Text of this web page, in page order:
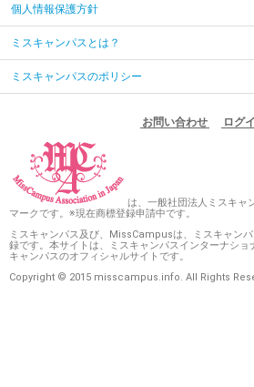
個人情報保護方針
ミスキャンパスとは？
ミスキャンパスのポリシー
お問い合わせ ログ
は、一般社団法人ミスキャ
マークです。※現在商標登録申請中です。
ミスキャンパス及び、MissCampusは、ミスキャン
録です。本サイトは、ミスキャンパスインターナショ
キャンパスのオフィシャルサイトです。
Copyright © 2015 misscampus.info. All Rights